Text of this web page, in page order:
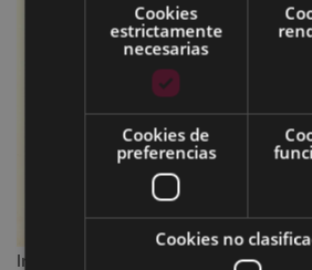
Imagen a tamaño completo:1.05 MB
Cookies
estrictamente
necesarias
Cookies de
preferencias
Cookies no